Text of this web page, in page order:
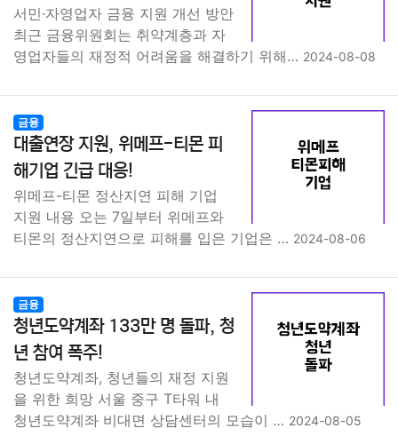
서민·자영업자 금융 지원 개선 방안
최근 금융위원회는 취약계층과 자
영업자들의 재정적 어려움을 해결하기 위해… 2024-08-08
금융
대출연장 지원, 위메프-티몬 피
해기업 긴급 대응!
위메프-티몬 정산지연 피해 기업
지원 내용 오는 7일부터 위메프와
티몬의 정산지연으로 피해를 입은 기업은 … 2024-08-06
금융
청년도약계좌 133만 명 돌파, 청
년 참여 폭주!
청년도약계좌, 청년들의 재정 지원
을 위한 희망 서울 중구 T타워 내
청년도약계좌 비대면 상담센터의 모습이 … 2024-08-05